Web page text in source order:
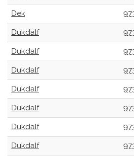
Dek
Dukdalf
Dukdalf
Dukdalf
Dukdalf
Dukdalf
Dukdalf
Dukdalf